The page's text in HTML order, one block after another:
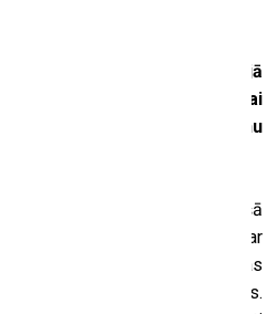
kas šobrīd notiek laikmetīgajā
par to, ka pēdējo desmit vai
bijis nekādu radikāli jaunu
jūs tam piekrītat?
radītu mākslu tieši tādā pašā
tai būtu citāda nozīme, līdz ar
no visbūtiskākajām mākslas
– ir radikāli mainījusies.